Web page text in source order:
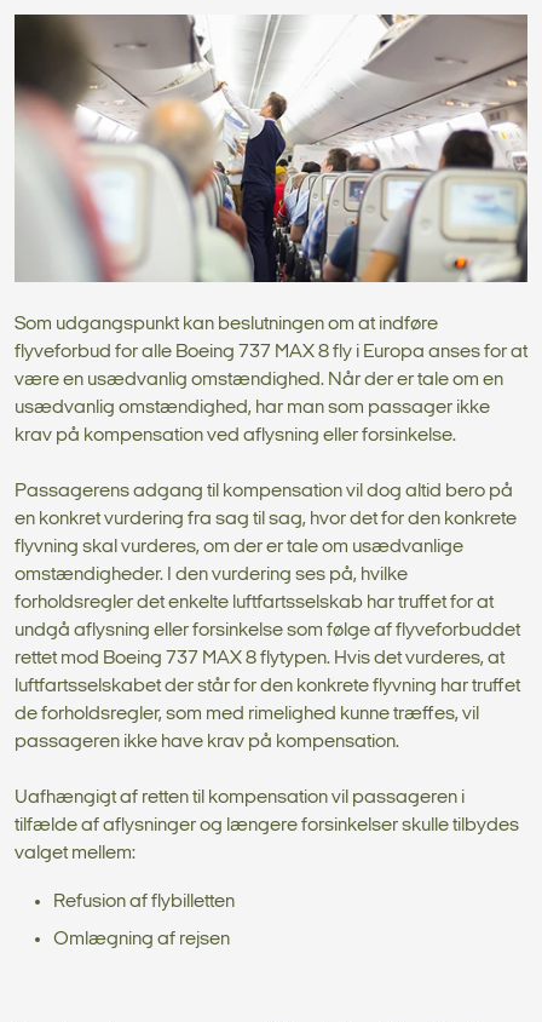
Som udgangspunkt kan beslutningen om at indføre
flyveforbud for alle Boeing 737 MAX 8 fly i Europa anses for at
være en usædvanlig omstændighed. Når der er tale om en
usædvanlig omstændighed, har man som passager ikke
krav på kompensation ved aflysning eller forsinkelse.
Passagerens adgang til kompensation vil dog altid bero på
en konkret vurdering fra sag til sag, hvor det for den konkrete
flyvning skal vurderes, om der er tale om usædvanlige
omstændigheder. I den vurdering ses på, hvilke
forholdsregler det enkelte luftfartsselskab har truffet for at
undgå aflysning eller forsinkelse som følge af flyveforbuddet
rettet mod Boeing 737 MAX 8 flytypen. Hvis det vurderes, at
luftfartsselskabet der står for den konkrete flyvning har truffet
de forholdsregler, som med rimelighed kunne træffes, vil
passageren ikke have krav på kompensation.
Uafhængigt af retten til kompensation vil passageren i
tilfælde af aflysninger og længere forsinkelser skulle tilbydes
valget mellem:
Refusion af flybilletten
Omlægning af rejsen